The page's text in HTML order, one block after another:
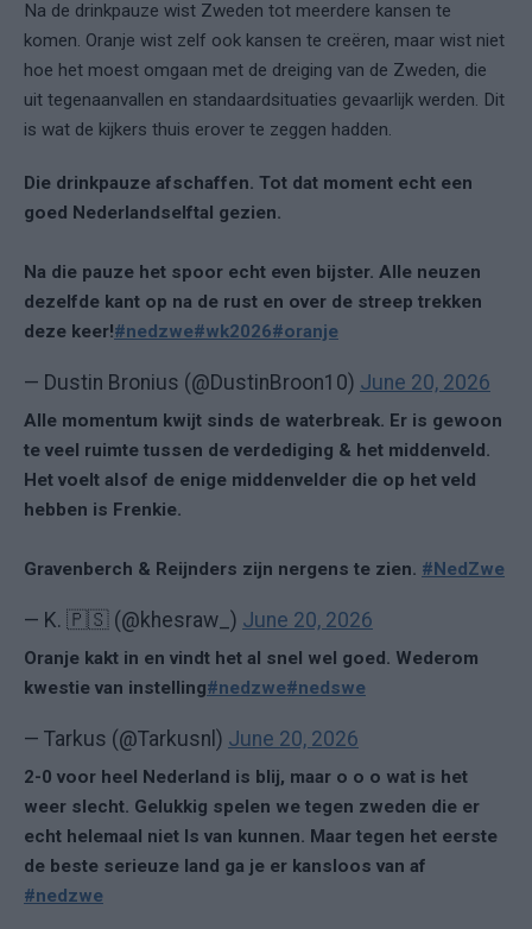
Na de drinkpauze wist Zweden tot meerdere kansen te
komen. Oranje wist zelf ook kansen te creëren, maar wist niet
hoe het moest omgaan met de dreiging van de Zweden, die
uit tegenaanvallen en standaardsituaties gevaarlijk werden. Dit
is wat de kijkers thuis erover te zeggen hadden.
Die drinkpauze afschaffen. Tot dat moment echt een
goed Nederlandselftal gezien.
Na die pauze het spoor echt even bijster. Alle neuzen
dezelfde kant op na de rust en over de streep trekken
deze keer!#nedzwe#wk2026#oranje
— Dustin Bronius (@DustinBroon10) June 20, 2026
Alle momentum kwijt sinds de waterbreak. Er is gewoon
te veel ruimte tussen de verdediging & het middenveld.
Het voelt alsof de enige middenvelder die op het veld
hebben is Frenkie.
Gravenberch & Reijnders zijn nergens te zien. #NedZwe
— K. 🇵🇸 (@khesraw_) June 20, 2026
Oranje kakt in en vindt het al snel wel goed. Wederom
kwestie van instelling#nedzwe#nedswe
— Tarkus (@Tarkusnl) June 20, 2026
2-0 voor heel Nederland is blij, maar o o o wat is het
weer slecht. Gelukkig spelen we tegen zweden die er
echt helemaal niet ls van kunnen. Maar tegen het eerste
de beste serieuze land ga je er kansloos van af
#nedzwe